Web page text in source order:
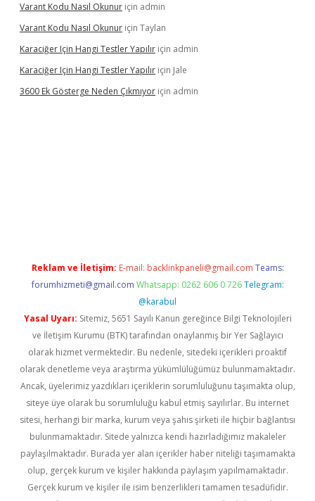
Varant Kodu Nasıl Okunur için admin
Varant Kodu Nasıl Okunur için Taylan
Karaciğer Için Hangi Testler Yapılır için admin
Karaciğer Için Hangi Testler Yapılır için Jale
3600 Ek Gösterge Neden Çıkmıyor için admin
Reklam ve İletişim: E-mail: backlinkpaneli@gmail.com Teams:
forumhizmeti@gmail.com Whatsapp: 0262 606 0 726 Telegram:
@karabul
Yasal Uyarı: Sitemiz, 5651 Sayılı Kanun gereğince Bilgi Teknolojileri
ve İletişim Kurumu (BTK) tarafından onaylanmış bir Yer Sağlayıcı
olarak hizmet vermektedir. Bu nedenle, sitedeki içerikleri proaktif
olarak denetleme veya araştırma yükümlülüğümüz bulunmamaktadır.
Ancak, üyelerimiz yazdıkları içeriklerin sorumluluğunu taşımakta olup,
siteye üye olarak bu sorumluluğu kabul etmiş sayılırlar. Bu internet
sitesi, herhangi bir marka, kurum veya şahıs şirketi ile hiçbir bağlantısı
bulunmamaktadır. Sitede yalnızca kendi hazırladığımız makaleler
paylaşılmaktadır. Burada yer alan içerikler haber niteliği taşımamakta
olup, gerçek kurum ve kişiler hakkında paylaşım yapılmamaktadır.
Gerçek kurum ve kişiler ile isim benzerlikleri tamamen tesadüfidir.